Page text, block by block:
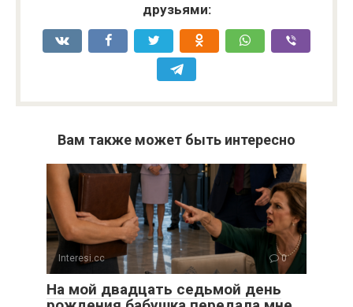
друзьями:
Вам также может быть интересно
Interesi.cc 0
На мой двадцать седьмой день